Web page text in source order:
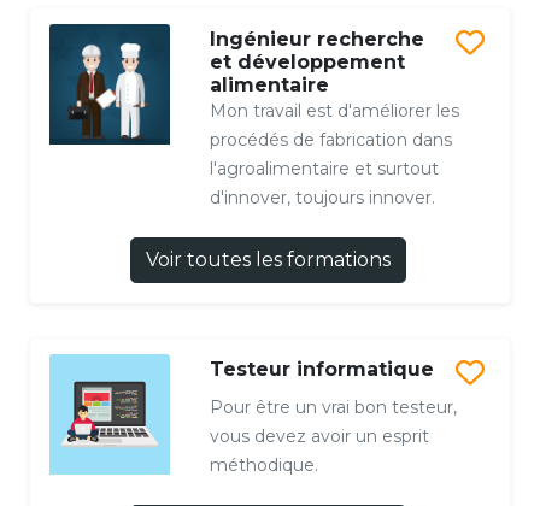
Ingénieur recherche
et développement
alimentaire
Mon travail est d'améliorer les
procédés de fabrication dans
l'agroalimentaire et surtout
d'innover, toujours innover.
Voir toutes les formations
Testeur informatique
Pour être un vrai bon testeur,
vous devez avoir un esprit
méthodique.